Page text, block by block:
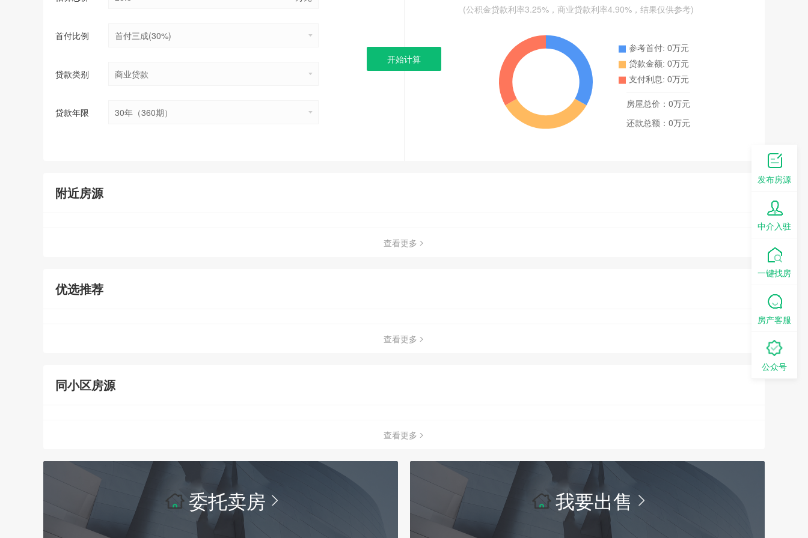
开始计算
首付比例
贷款类别
贷款年限
(公积金贷款利率3.25%，商业贷款利率4.90%，结果仅供参考)
房屋总价： 0万元
还款总额： 0万元
附近房源
查看更多
优选推荐
查看更多
同小区房源
查看更多
委托卖房 我要出售
发布房源
中介入驻
一键找房
房产客服
公众号